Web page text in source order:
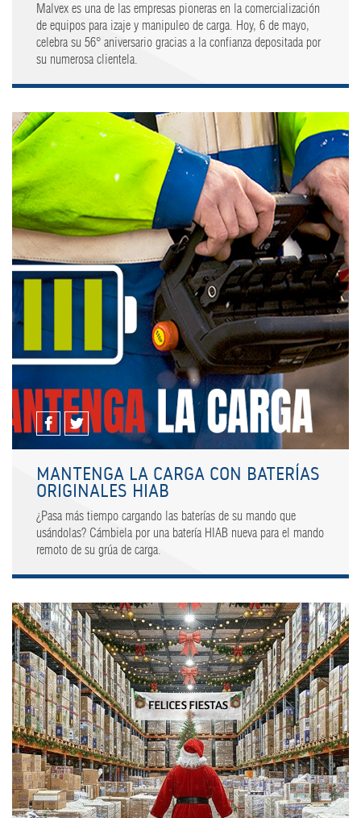
Malvex es una de las empresas pioneras en la comercialización
de equipos para izaje y manipuleo de carga. Hoy, 6 de mayo,
celebra su 56° aniversario gracias a la confianza depositada por
su numerosa clientela.
MANTENGA LA CARGA CON BATERÍAS
ORIGINALES HIAB
¿Pasa más tiempo cargando las baterías de su mando que
usándolas? Cámbiela por una batería HIAB nueva para el mando
remoto de su grúa de carga.